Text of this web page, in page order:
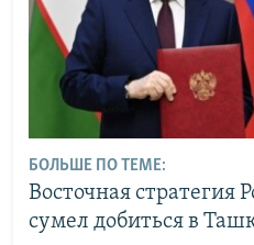
БОЛЬШЕ ПО ТЕМЕ:
Восточная стратегия
сумел добиться в